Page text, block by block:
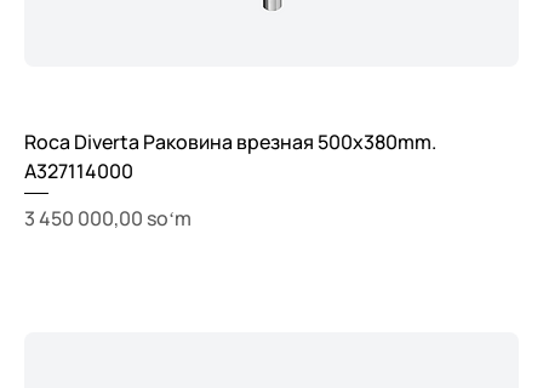
Roca Diverta Раковина врезная 500x380mm.
A327114000
Price
3 450 000,00 soʻm